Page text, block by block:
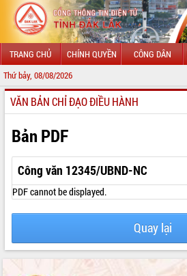
TRANG CHỦ CHÍNH QUYỀN CÔNG DÂN
Thứ bảy, 08/08/2026
GIỚI THIỆU
LÃNH ĐẠO UBND TỈNH
TIN TỨC SỰ KIỆN
SỞ, BAN, NGÀNH
UBND CÁC XÃ, PHƯỜNG
THÔNG TIN CHỈ ĐẠO ĐIỀU HÀNH
VĂN BẢN CHỈ ĐẠO ĐIỀU HÀNH
Bản PDF
Công văn 12345/UBND-NC
PDF cannot be displayed.
Quay lại